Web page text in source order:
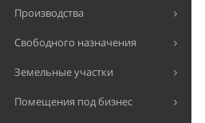
Производства
Свободного назначения
Земельные участки
Помещения под бизнес